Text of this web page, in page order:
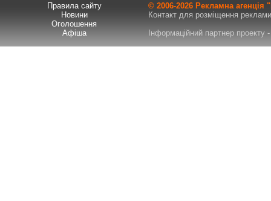
Правила сайту
Новини
Оголошення
Афіша
© 2006-2026 Рекламна
Контакт для розміщення
Інформаційний партнер проекту